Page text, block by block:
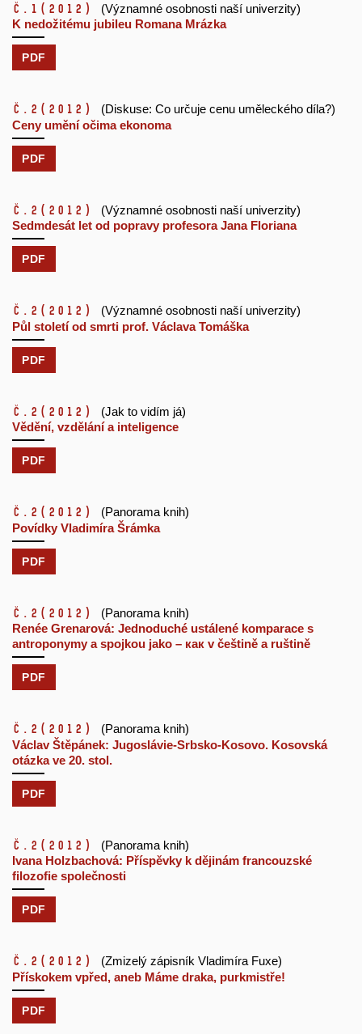
č.1 (2012)
(Významné osobnosti naší univerzity)
K nedožitému jubileu Romana Mrázka
PDF
č.2 (2012)
(Diskuse: Co určuje cenu uměleckého díla?)
Ceny umění očima ekonoma
PDF
č.2 (2012)
(Významné osobnosti naší univerzity)
Sedmdesát let od popravy profesora Jana Floriana
PDF
č.2 (2012)
(Významné osobnosti naší univerzity)
Půl století od smrti prof. Václava Tomáška
PDF
č.2 (2012)
(Jak to vidím já)
Vědění, vzdělání a inteligence
PDF
č.2 (2012)
(Panorama knih)
Povídky Vladimíra Šrámka
PDF
č.2 (2012)
(Panorama knih)
Renée Grenarová: Jednoduché ustálené komparace s
antroponymy a spojkou jako – как v češtině a ruštině
PDF
č.2 (2012)
(Panorama knih)
Václav Štěpánek: Jugoslávie-Srbsko-Kosovo. Kosovská
otázka ve 20. stol.
PDF
č.2 (2012)
(Panorama knih)
Ivana Holzbachová: Příspěvky k dějinám francouzské
filozofie společnosti
PDF
č.2 (2012)
(Zmizelý zápisník Vladimíra Fuxe)
Přískokem vpřed, aneb Máme draka, purkmistře!
PDF